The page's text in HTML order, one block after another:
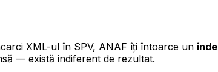
XML-ul în SPV, ANAF îți întoarce un
— există indiferent de rezultat.